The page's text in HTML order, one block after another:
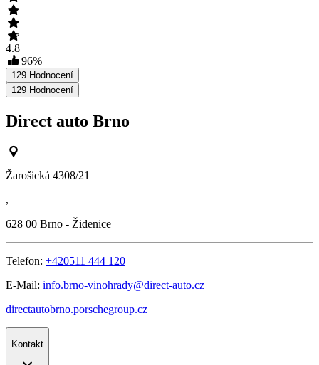
4.8
96%
129 Hodnocení
129 Hodnocení
Direct auto Brno
Žarošická 4308/21
,
628 00 Brno - Židenice
Telefon: +420511 444 120
E-Mail: info.brno-vinohrady@direct-auto.cz
directautobrno.porschegroup.cz
Kontakt